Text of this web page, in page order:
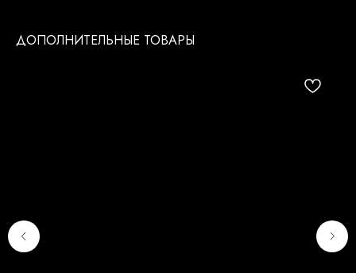
ДОПОЛНИТЕЛЬНЫЕ ТОВАРЫ